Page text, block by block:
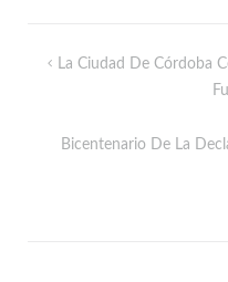
La Ciudad De Córdoba
Bicentenario De La